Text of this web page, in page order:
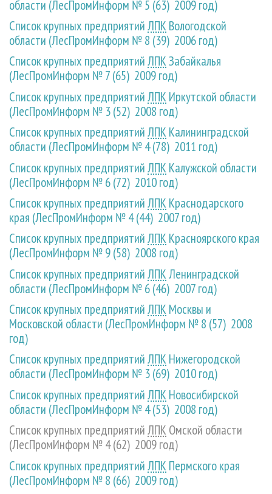
области (ЛесПромИнформ № 5 (63) 2009 год)
Список крупных предприятийЛПКВологодской
области (ЛесПромИнформ № 8 (39) 2006 год)
Список крупных предприятийЛПКЗабайкалья
(ЛесПромИнформ № 7 (65) 2009 год)
Список крупных предприятийЛПКИркутской области
(ЛесПромИнформ № 3 (52) 2008 год)
Список крупных предприятийЛПККалининградской
области (ЛесПромИнформ № 4 (78) 2011 год)
Список крупных предприятийЛПККалужской области
(ЛесПромИнформ № 6 (72) 2010 год)
Список крупных предприятийЛПККраснодарского
края (ЛесПромИнформ № 4 (44) 2007 год)
Список крупных предприятийЛПККрасноярского края
(ЛесПромИнформ № 9 (58) 2008 год)
Список крупных предприятийЛПКЛенинградской
области (ЛесПромИнформ № 6 (46) 2007 год)
Список крупных предприятийЛПКМосквы и
Московской области (ЛесПромИнформ № 8 (57) 2008
год)
Список крупных предприятийЛПКНижегородской
области (ЛесПромИнформ № 3 (69) 2010 год)
Список крупных предприятийЛПКНовосибирской
области (ЛесПромИнформ № 4 (53) 2008 год)
Список крупных предприятийЛПК Омской области
(ЛесПромИнформ № 4 (62) 2009 год)
Список крупных предприятийЛПКПермского края
(ЛесПромИнформ № 8 (66) 2009 год)